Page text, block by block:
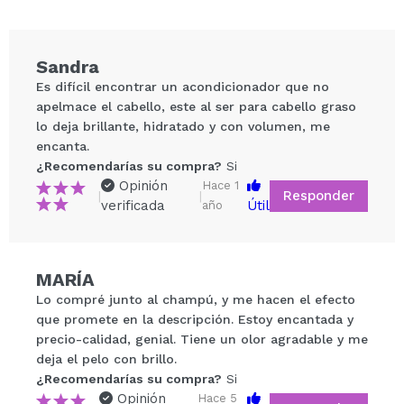
¿Recomendarías su compra? No
5/5
ENVIAR
Sandra
Es difícil encontrar un acondicionador que no
apelmace el cabello, este al ser para cabello graso
lo deja brillante, hidratado y con volumen, me
encanta.
¿Recomendarías su compra? Si
|
Opinión
verificada
|
Hace 1
año
Útil
Responder
MARÍA
Lo compré junto al champú, y me hacen el efecto
que promete en la descripción. Estoy encantada y
precio-calidad, genial. Tiene un olor agradable y me
deja el pelo con brillo.
¿Recomendarías su compra? Si
Opinión Hace 5